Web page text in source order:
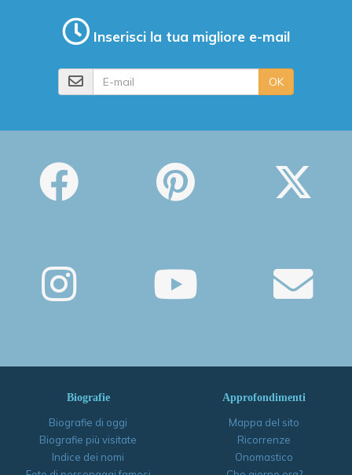
Inserisci la tua migliore e-mail
OK
Biografie
Biografie di oggi
Biografie più visitate
Indice dei nomi
Approfondimenti
Mappa del sito
Ricorrenze
Onomastico